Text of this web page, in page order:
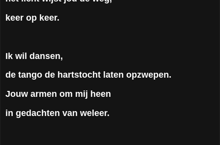
keer op keer.
Ik wil dansen,
de tango de hartstocht laten opzwepen.
Jouw armen om mij heen
in gedachten van weleer.